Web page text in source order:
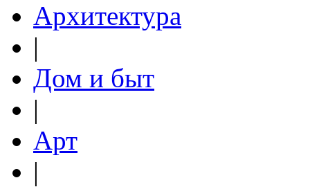
Архитектура
|
Дом и быт
|
Арт
|